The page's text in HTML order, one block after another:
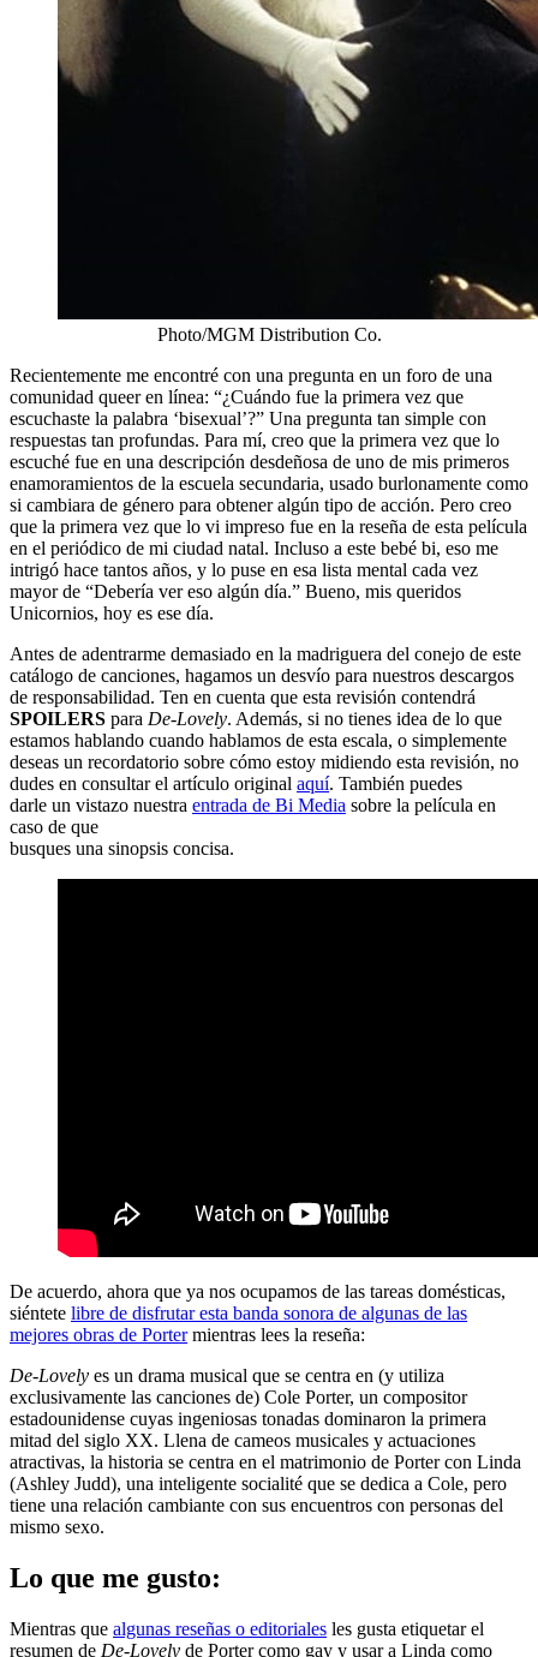
Photo/MGM Distribution Co.
Recientemente me encontré con una pregunta en un foro de una
comunidad queer en línea: “¿Cuándo fue la primera vez que
escuchaste la palabra ‘bisexual’?” Una pregunta tan simple con
respuestas tan profundas. Para mí, creo que la primera vez que lo
escuché fue en una descripción desdeñosa de uno de mis primeros
enamoramientos de la escuela secundaria, usado burlonamente como
si cambiara de género para obtener algún tipo de acción. Pero creo
que la primera vez que lo vi impreso fue en la reseña de esta película
en el periódico de mi ciudad natal. Incluso a este bebé bi, eso me
intrigó hace tantos años, y lo puse en esa lista mental cada vez
mayor de “Debería ver eso algún día.” Bueno, mis queridos
Unicornios, hoy es ese día.
Antes de adentrarme demasiado en la madriguera del conejo de este
catálogo de canciones, hagamos un desvío para nuestros descargos
de responsabilidad. Ten en cuenta que esta revisión contendrá
SPOILERS para De-Lovely. Además, si no tienes idea de lo que
estamos hablando cuando hablamos de esta escala, o simplemente
deseas un recordatorio sobre cómo estoy midiendo esta revisión, no
dudes en consultar el artículo original aquí. También puedes
darle un vistazo nuestra entrada de Bi Media sobre la película en
caso de que
busques una sinopsis concisa.
De acuerdo, ahora que ya nos ocupamos de las tareas domésticas,
siéntete libre de disfrutar esta banda sonora de algunas de las
mejores obras de Portermientras lees la reseña:
De-Lovely es un drama musical que se centra en (y utiliza
exclusivamente las canciones de) Cole Porter, un compositor
estadounidense cuyas ingeniosas tonadas dominaron la primera
mitad del siglo XX. Llena de cameos musicales y actuaciones
atractivas, la historia se centra en el matrimonio de Porter con Linda
(Ashley Judd), una inteligente socialité que se dedica a Cole, pero
tiene una relación cambiante con sus encuentros con personas del
mismo sexo.
Lo que me gusto:
Mientras que algunas reseñas o editoriales les gusta etiquetar el
resumen de De-Lovely de Porter como gay y usar a Linda como